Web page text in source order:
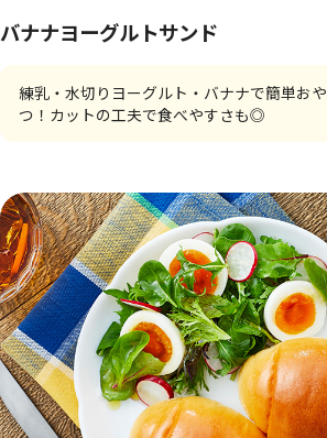
バナナヨーグルトサンド
練乳・水切りヨーグルト・バナナで簡単おや
つ！カットの工夫で食べやすさも◎